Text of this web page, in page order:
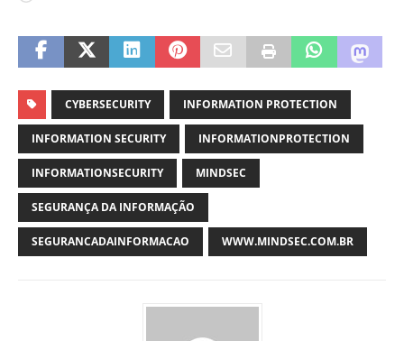
CYBERSECURITY INFORMATION PROTECTION
INFORMATION SECURITY INFORMATIONPROTECTION
INFORMATIONSECURITY MINDSEC
SEGURANÇA DA INFORMAÇÃO
SEGURANCADAINFORMACAO WWW.MINDSEC.COM.BR